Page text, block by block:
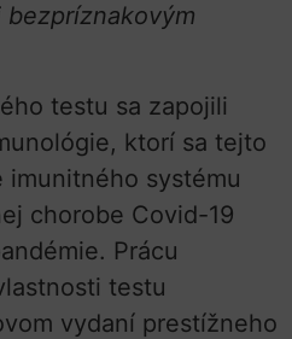
testu sa zapojili
ktorí sa tejto
imunitného systému
chorobe Covid-19
Prácu
testu
vydaní prestížneho